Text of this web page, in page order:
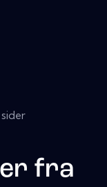
fra